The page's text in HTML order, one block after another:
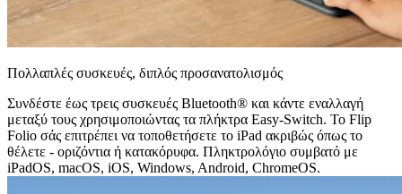
Πολλαπλές συσκευές, διπλός προσανατολισμός
Συνδέστε έως τρεις συσκευές Bluetooth® και κάντε εναλλαγή
μεταξύ τους χρησιμοποιώντας τα πλήκτρα Easy-Switch. Το Flip
Folio σάς επιτρέπει να τοποθετήσετε το iPad ακριβώς όπως το
θέλετε - οριζόντια ή κατακόρυφα. Πληκτρολόγιο συμβατό με
iPadOS, macOS, iOS, Windows, Android, ChromeOS.